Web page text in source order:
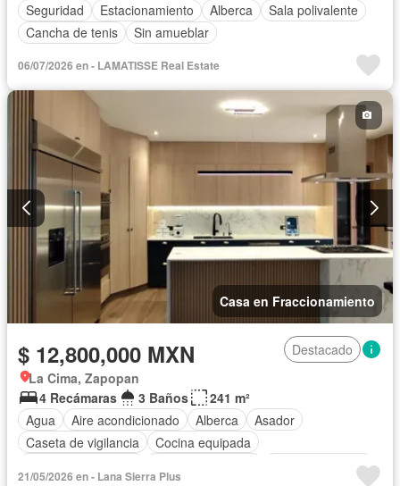
Seguridad
Estacionamiento Alberca
Sala polivalente
Cancha de tenis
Sin amueblar
06/07/2026 en - LAMATISSE Real Estate
Casa en Fraccionamiento
$ 12,800,000 MXN
Destacado
La Cima, Zapopan
4 Recámaras
3 Baños
241 m²
Agua
Aire acondicionado Alberca
Asador
Caseta de vigilancia
Cocina equipada
Estacionamiento
21/05/2026 en - Lana Sierra Plus